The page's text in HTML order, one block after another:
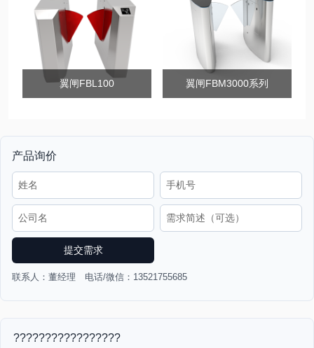
翼闸FBL100 翼闸FBM3000系列
产品询价
提交需求
联系人：董经理 电话/微信：13521755685
?????????????????